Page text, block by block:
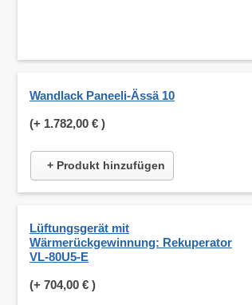
Wandlack Paneeli-Ässä 10
(+ 1.782,00 € )
+ Produkt hinzufügen
Lüftungsgerät mit
Wärmerückgewinnung: Rekuperator
VL-80U5-E
(+ 704,00 € )